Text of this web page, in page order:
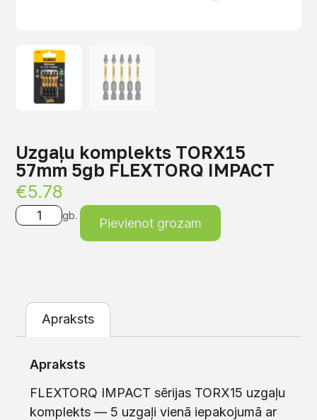
Uzgaļu komplekts TORX15
57mm 5gb FLEXTORQ IMPACT
€5.78
gb.
Pievienot grozam
Apraksts
Apraksts
FLEXTORQ IMPACT sērijas TORX15 uzgaļu
komplekts — 5 uzgaļi vienā iepakojumā ar